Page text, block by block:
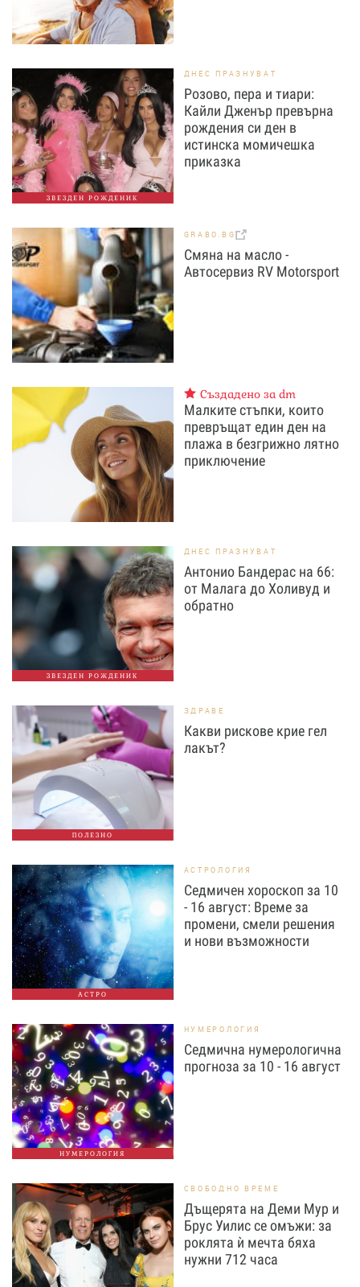
ЗВЕЗДЕН РОЖДЕНИК
ДНЕС ПРАЗНУВАТ
Розово, пера и тиари:
Кайли Дженър превърна
рождения си ден в
истинска момичешка
приказка
GRABO.BG
Смяна на масло -
Автосервиз RV Motorsport
Създадено за dm
Малките стъпки, които
превръщат един ден на
плажа в безгрижно лятно
приключение
ЗВЕЗДЕН РОЖДЕНИК
ДНЕС ПРАЗНУВАТ
Антонио Бандерас на 66:
от Малага до Холивуд и
обратно
ПОЛЕЗНО
ЗДРАВЕ
Какви рискове крие гел
лакът?
АСТРО
АСТРОЛОГИЯ
Седмичен хороскоп за 10
- 16 август: Време за
промени, смели решения
и нови възможности
НУМЕРОЛОГИЯ
НУМЕРОЛОГИЯ
Седмична нумерологична
прогноза за 10 - 16 август
СВОБОДНО ВРЕМЕ
Дъщерята на Деми Мур и
Брус Уилис се омъжи: за
роклята ѝ мечта бяха
нужни 712 часа